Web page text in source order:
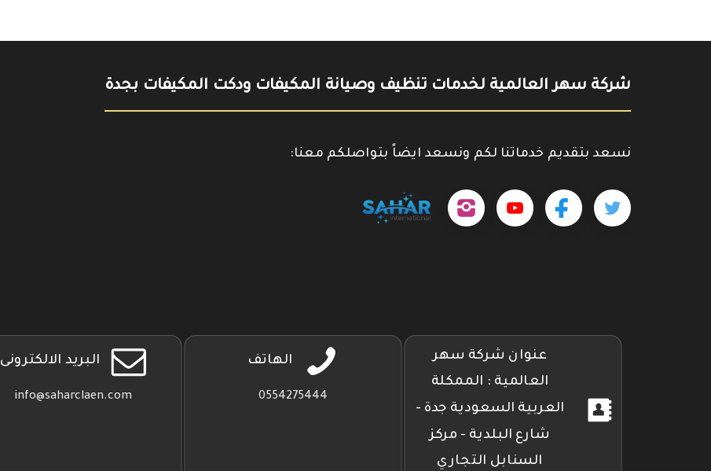
شركة سهر العالمية لخدمات تنظيف وصيانة المكيفات ودكت المكيفات بجدة
نسعد بتقديم خدماتنا لكم ونسعد ايضاً بتواصلكم معنا:
تابعنا تابعنا https://www.youtube.com/@sahar4046
تابعنا
عنوان شركة سهر
العالمية : الممكلة
العربية السعودية جدة -
شارع البلدية - مركز
السنابل التجاري
الهاتف
0554275444
البريد الالكترونى
info@saharclaen.com